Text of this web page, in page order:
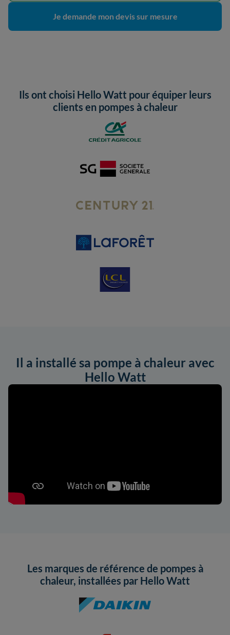
Je demande mon devis sur mesure
Ils ont choisi Hello Watt pour équiper leurs
clients en pompes à chaleur
Il a installé sa pompe à chaleur avec
Hello Watt
Les marques de référence de pompes à
chaleur, installées par Hello Watt